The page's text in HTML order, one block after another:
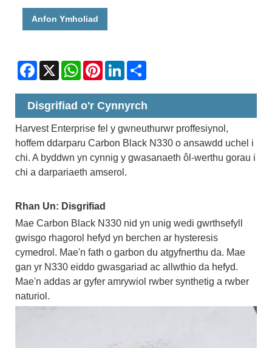
Anfon Ymholiad
Facebook
X WhatsAppPinterestLinkedIn
Disgrifiad o'r Cynnyrch
Harvest Enterprise fel y gwneuthurwr proffesiynol,
hoffem ddarparu Carbon Black N330 o ansawdd uchel i
chi. A byddwn yn cynnig y gwasanaeth ôl-werthu gorau i
chi a darpariaeth amserol.
Rhan Un: Disgrifiad
Mae Carbon Black N330 nid yn unig wedi gwrthsefyll
gwisgo rhagorol hefyd yn berchen ar hysteresis
cymedrol. Mae'n fath o garbon du atgyfnerthu da. Mae
gan yr N330 eiddo gwasgariad ac allwthio da hefyd.
Mae'n addas ar gyfer amrywiol rwber synthetig a rwber
naturiol.